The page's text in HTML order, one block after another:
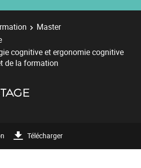
Master
cognitive et ergonomie cognitive
de la formation
Télécharger